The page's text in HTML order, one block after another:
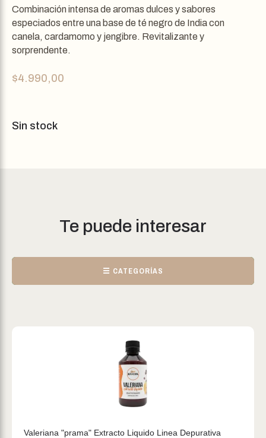
Combinación intensa de aromas dulces y sabores
especiados entre una base de té negro de India con
canela, cardamomo y jengibre. Revitalizante y
sorprendente.
$4.990,00
Sin stock
Te puede interesar
☰ CATEGORÍAS
Valeriana "prama" Extracto Liquido Linea Depurativa